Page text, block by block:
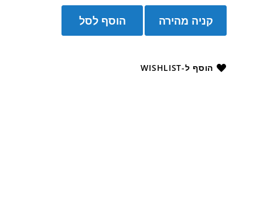
הוסף לסל קניה מהירה
הוסף ל-WISHLIST